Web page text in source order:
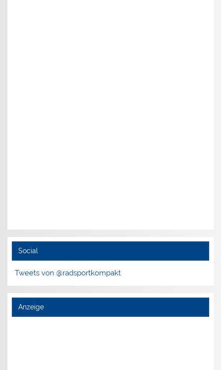
Social
Tweets von @radsportkompakt
Anzeige